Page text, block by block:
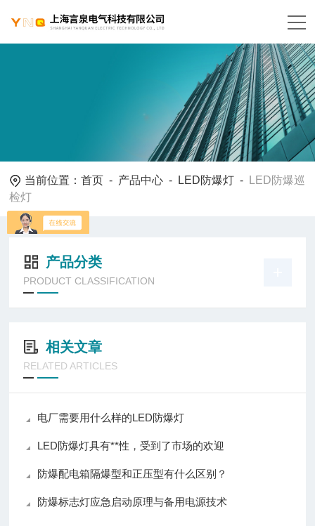
当前位置：首页 - 产品中心 - LED防爆灯 -
LED防爆巡
检灯
产品分类
PRODUCT CLASSIFICATION
相关文章
RELATED ARTICLES
电厂需要用什么样的LED防爆灯
LED防爆灯具有**性，受到了市场的欢迎
防爆配电箱隔爆型和正压型有什么区别？
防爆标志灯应急启动原理与备用电源技术